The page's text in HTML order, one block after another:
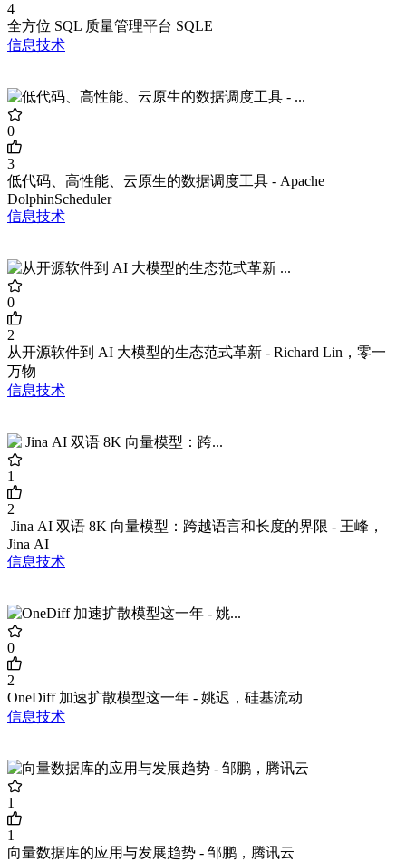
4
全方位 SQL 质量管理平台 SQLE
信息技术
0
3
低代码、高性能、云原生的数据调度工具 - Apache
DolphinScheduler
信息技术
0
2
从开源软件到 AI 大模型的生态范式革新 - Richard Lin，零一
万物
信息技术
1
2
Jina AI 双语 8K 向量模型：跨越语言和长度的界限 - 王峰，
Jina AI
信息技术
0
2
OneDiff 加速扩散模型这一年 - 姚迟，硅基流动
信息技术
1
1
向量数据库的应用与发展趋势 - 邹鹏，腾讯云